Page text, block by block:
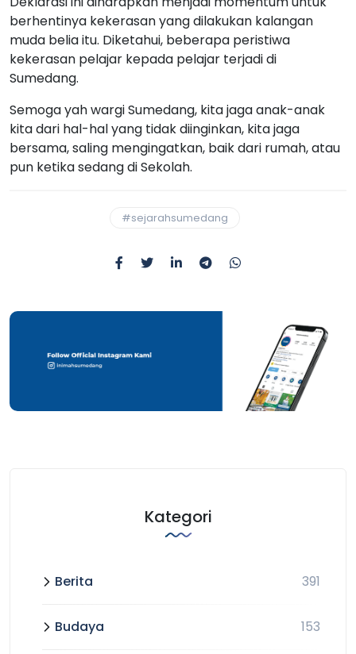
berhentinya kekerasan yang dilakukan kalangan
muda belia itu. Diketahui, beberapa peristiwa
kekerasan pelajar kepada pelajar terjadi di
Sumedang.
Semoga yah wargi Sumedang, kita jaga anak-anak
kita dari hal-hal yang tidak diinginkan, kita jaga
bersama, saling mengingatkan, baik dari rumah, atau
pun ketika sedang di Sekolah.
#sejarahsumedang
Kategori
Berita 391
Budaya 153